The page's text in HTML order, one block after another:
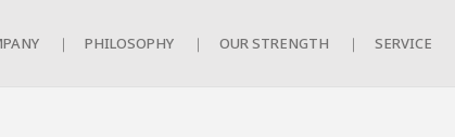
｜ PHILOSOPHY ｜ OUR STRENGTH ｜ SERVICE